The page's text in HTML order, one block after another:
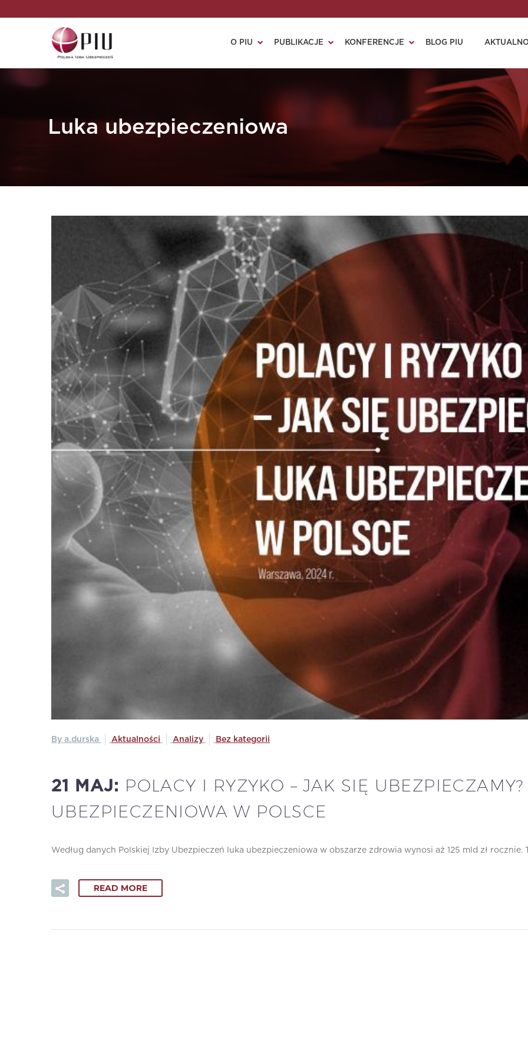
O PIU PUBLIKACJE KONFERENCJE BLOG PIU
Luka ubezpieczeniowa
By a.durska Aktualności Analizy Bez kategorii
21 MAJ: POLACY I RYZYKO – JAK SIĘ
UBEZPIECZENIOWA W POLSCE
Według danych Polskiej Izby Ubezpieczeń luka ubezpieczeniowa w obszarze zdrowia wynosi aż 125 mld zł
READ MORE